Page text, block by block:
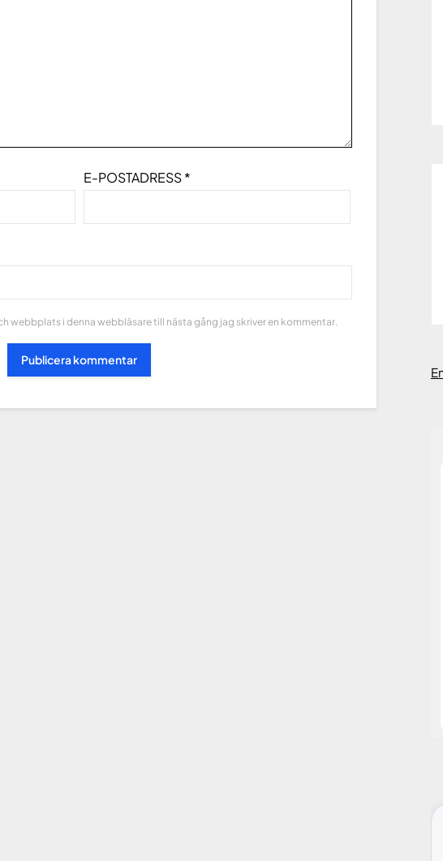
E-POSTADRESS*
webbplats i denna webbläsare till nästa gång jag skriver en kommentar.